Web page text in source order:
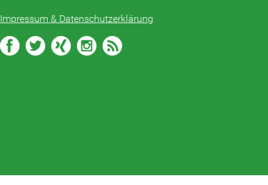
Impressum & Datenschutzerklärung